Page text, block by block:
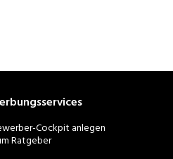
Cockpit anlegen
Ratgeber